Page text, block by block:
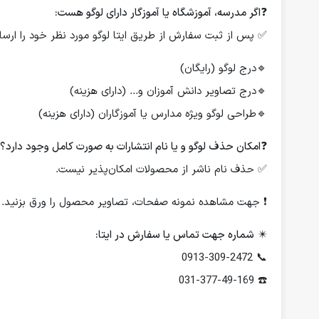
❓اگر مدرسه، آموزشگاه یا آموزگار دارای لوگو هست:
✅ پس از ثبت سفارش از طریق ایتا لوگو مورد نظر خود را
🔹درج لوگو (رایگان)
🔹درج تصاویر دانش آموزان و... (دارای هزینه)
🔹طراحی لوگو ویژه مدارس یا آموزگاران (دارای هزینه)
❓امکان حذف لوگو و یا نام انتشارات به صورت کامل وجود دارد؟
✅ حذف نام ناشر از محصولات امکان‌پذیر نیست.
❗️ جهت مشاهده نمونه صفحات، تصاویر محصول را ورق بزنید.
✴️ شماره جهت تماس یا سفارش در ایتا:
📞 0913-309-2472
☎️ 031-377-49-169